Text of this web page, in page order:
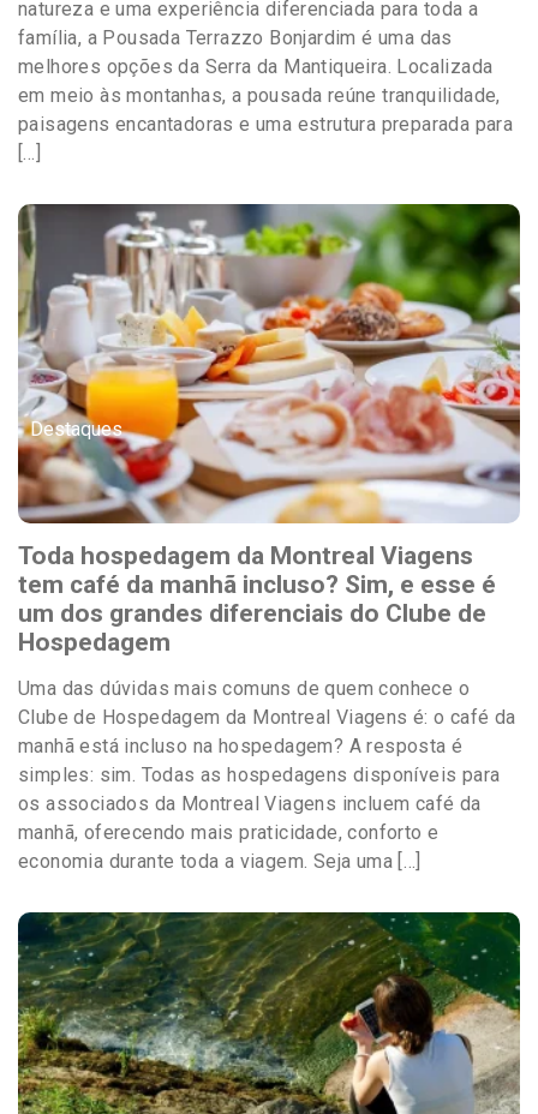
natureza e uma experiência diferenciada para toda a
família, a Pousada Terrazzo Bonjardim é uma das
melhores opções da Serra da Mantiqueira. Localizada
em meio às montanhas, a pousada reúne tranquilidade,
paisagens encantadoras e uma estrutura preparada para
[…]
Destaques
Toda hospedagem da Montreal Viagens
tem café da manhã incluso? Sim, e esse é
um dos grandes diferenciais do Clube de
Hospedagem
Uma das dúvidas mais comuns de quem conhece o
Clube de Hospedagem da Montreal Viagens é: o café da
manhã está incluso na hospedagem? A resposta é
simples: sim. Todas as hospedagens disponíveis para
os associados da Montreal Viagens incluem café da
manhã, oferecendo mais praticidade, conforto e
economia durante toda a viagem. Seja uma […]